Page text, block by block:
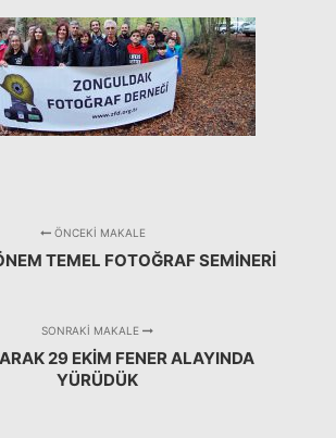
ÖNCEKI MAKALE
TEMEL FOTOĞRAF SEMINERI
SONRAKI MAKALE
29 EKIM FENER ALAYINDA
YÜRÜDÜK